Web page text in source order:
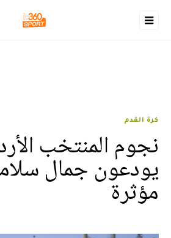
كرة القدم
نجوم المنتخب
يودعون جمال
مؤثرة